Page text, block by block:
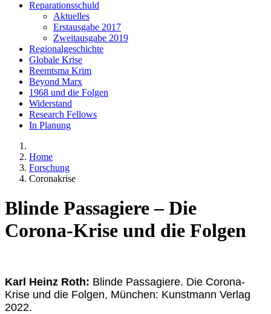
Reparationsschuld
Aktuelles
Erstausgabe 2017
Zweitausgabe 2019
Regionalgeschichte
Globale Krise
Reemtsma Krim
Beyond Marx
1968 und die Folgen
Widerstand
Research Fellows
In Planung
Home
Forschung
Coronakrise
Blinde Passagiere – Die
Corona-Krise und die Folgen
Karl Heinz Roth: Blinde Passagiere. Die Corona-
Krise und die Folgen, München: Kunstmann Verlag
2022.